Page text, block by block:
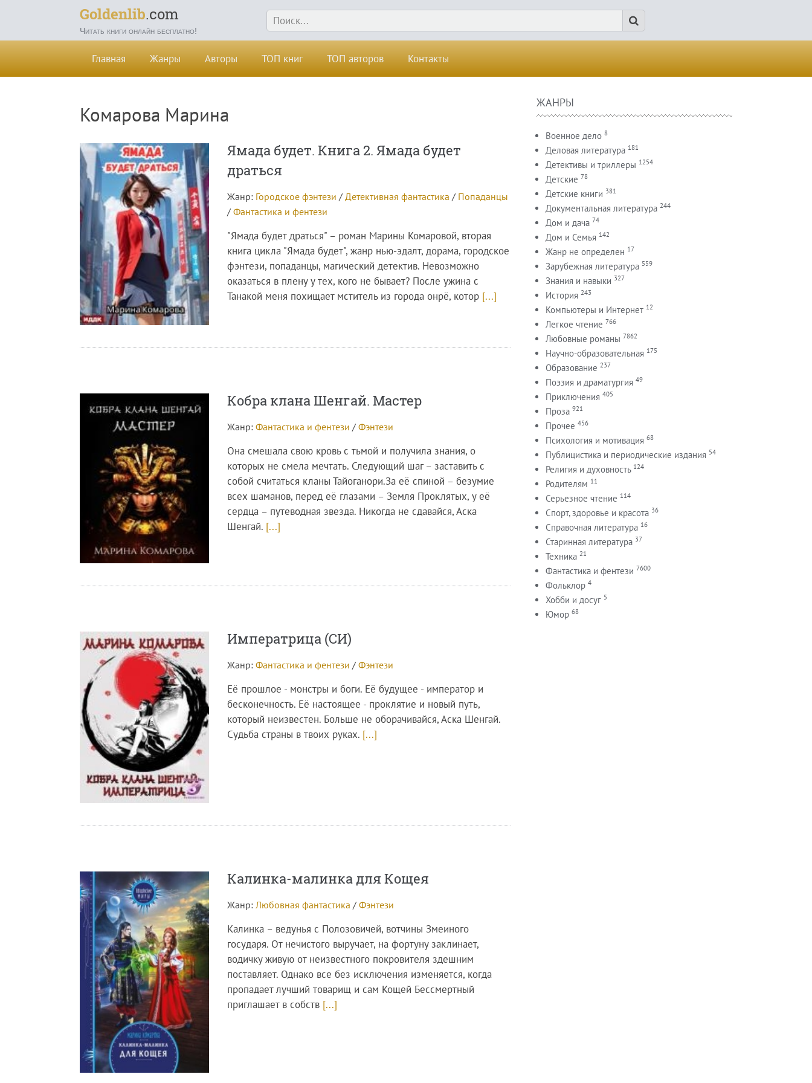
Goldenlib.com
Читать книги онлайн бесплатно!
Главная Жанры Авторы ТОП книг ТОП авторов Контакты
Комарова Марина
Ямада будет. Книга 2. Ямада будет
драться
Жанр: Городское фэнтези / Детективная фантастика / Попаданцы
/ Фантастика и фентези
"Ямада будет драться" – роман Марины Комаровой, вторая
книга цикла "Ямада будет", жанр нью-эдалт, дорама, городское
фэнтези, попаданцы, магический детектив. Невозможно
оказаться в плену у тех, кого не бывает? После ужина с
Танакой меня похищает мститель из города онрё, котор [...]
Кобра клана Шенгай. Мастер
Жанр: Фантастика и фентези / Фэнтези
Она смешала свою кровь с тьмой и получила знания, о
которых не смела мечтать. Следующий шаг – заставить с
собой считаться кланы Тайоганори.За её спиной – безумие
всех шаманов, перед её глазами – Земля Проклятых, у её
сердца – путеводная звезда. Никогда не сдавайся, Аска
Шенгай. [...]
Императрица (СИ)
Жанр: Фантастика и фентези / Фэнтези
Её прошлое - монстры и боги. Её будущее - император и
бесконечность. Её настоящее - проклятие и новый путь,
который неизвестен. Больше не оборачивайся, Аска Шенгай.
Судьба страны в твоих руках. [...]
Калинка-малинка для Кощея
Жанр: Любовная фантастика / Фэнтези
Калинка – ведунья с Полозовичей, вотчины Змеиного
государя. От нечистого выручает, на фортуну заклинает,
водичку живую от неизвестного покровителя здешним
поставляет. Однако все без исключения изменяется, когда
пропадает лучший товарищ и сам Кощей Бессмертный
приглашает в собств [...]
ЖАНРЫ
Военное дело 8
Деловая литература 181
Детективы и триллеры 1254
Детские 78
Детские книги 381
Документальная литература 244
Дом и дача 74
Дом и Семья 142
Жанр не определен 17
Зарубежная литература 559
Знания и навыки 327
История 243
Компьютеры и Интернет 12
Легкое чтение 766
Любовные романы 7862
Научно-образовательная 175
Образование 237
Поэзия и драматургия 49
Приключения 405
Проза 921
Прочее 456
Психология и мотивация 68
Публицистика и периодические издания 54
Религия и духовность 124
Родителям 11
Серьезное чтение 114
Спорт, здоровье и красота 36
Справочная литература 16
Старинная литература 37
Техника 21
Фантастика и фентези 7600
Фольклор 4
Хобби и досуг 5
Юмор 68